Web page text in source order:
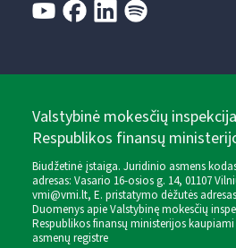
Valstybinė mokesčių
Respublikos finansų
Biudžetinė įstaiga. Juridinio asmens
adresas: Vasario 16-osios g. 14, 01107
vmi@vmi.lt, E. pristatymo dėžutės
Duomenys apie Valstybinę mokesčių
Respublikos finansų ministerijos
asmenų registre